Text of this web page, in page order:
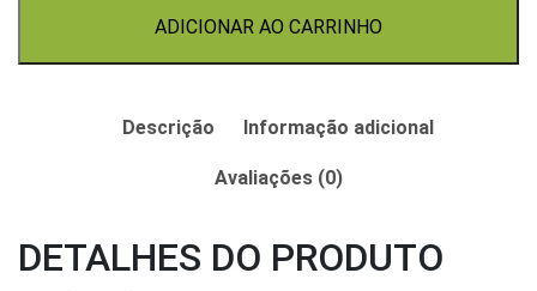
ADICIONAR AO CARRINHO
Descrição Informação adicional
Avaliações (0)
DETALHES DO PRODUTO